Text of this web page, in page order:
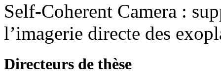
Self-Coherent Camera :
l’imagerie directe des
Directeurs de thèse